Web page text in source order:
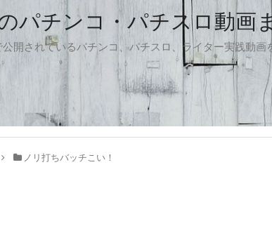
パチンコ・パチスロ動画
公開されているパチンコ、パチスロ、ライター実践動画
ノリ打ちバッチこい！